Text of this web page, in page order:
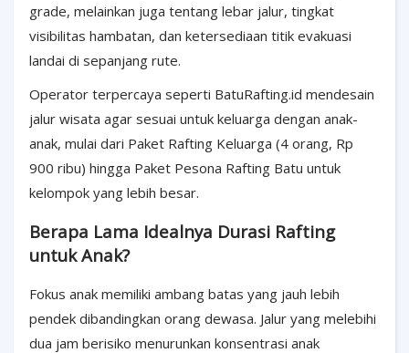
grade, melainkan juga tentang lebar jalur, tingkat
visibilitas hambatan, dan ketersediaan titik evakuasi
landai di sepanjang rute.
Operator terpercaya seperti BatuRafting.id mendesain
jalur wisata agar sesuai untuk keluarga dengan anak-
anak, mulai dari Paket Rafting Keluarga (4 orang, Rp
900 ribu) hingga Paket Pesona Rafting Batu untuk
kelompok yang lebih besar.
Berapa Lama Idealnya Durasi Rafting
untuk Anak?
Fokus anak memiliki ambang batas yang jauh lebih
pendek dibandingkan orang dewasa. Jalur yang melebihi
dua jam berisiko menurunkan konsentrasi anak